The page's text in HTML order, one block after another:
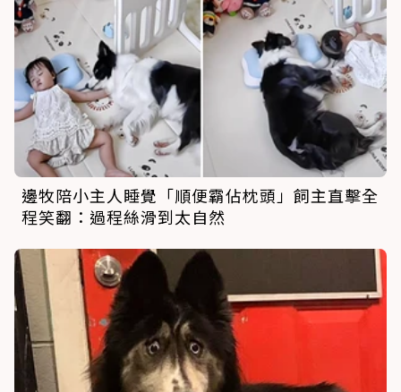
邊牧陪小主人睡覺「順便霸佔枕頭」飼主直擊全
程笑翻：過程絲滑到太自然